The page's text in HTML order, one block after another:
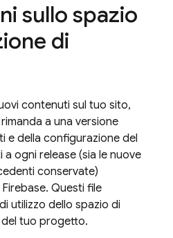
sullo spazio
di
contenuti sul tuo sito,
a una versione
e della configurazione del
ogni release (sia le nuove
conservate)
Questi file
utilizzo dello spazio di
del tuo progetto.